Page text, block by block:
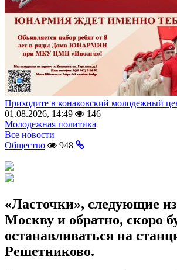
Приходите в конаковский молодежный
01.08.2026, 14:49
146
Молодежная политика
Все новости
Общество
948
«Ласточки», следующие
Москву и обратно, скоро
останавливаться на
Решетниково.